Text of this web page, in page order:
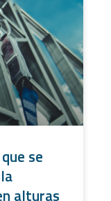
se
alturas